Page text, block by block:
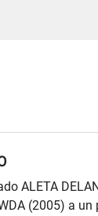
ALETA
(2005) a